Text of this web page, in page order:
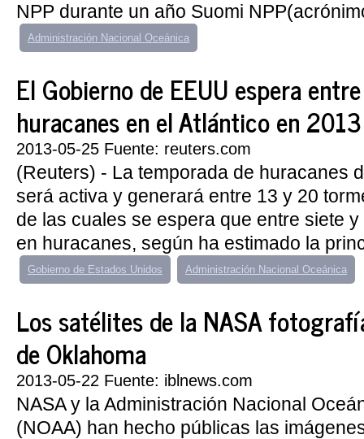
NPP durante un año Suomi
Administración Nacional Oceánica
El Gobierno de EEUU espera
huracanes en el Atlántico en 2013
2013-05-25 Fuente: reuters.com
(Reuters) - La temporada de huracanes
será activa y generará entre 13 y 20
de las cuales se espera que entre siete
en huracanes, según ha estimado la
Gobierno de Estados Unidos Administración Nacional Oceánica
Los satélites de la NASA
de Oklahoma
2013-05-22 Fuente: iblnews.com
NASA y la Administración Nacional
(NOAA) han hecho públicas las